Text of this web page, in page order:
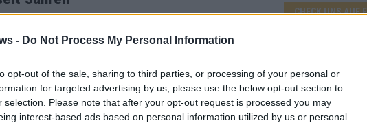
- Do Not Process My Personal Information
opt-out of the sale, sharing to third parties, or processing of your personal or
for targeted advertising by us, please use the below opt-out section to
selection. Please note that after your opt-out request is processed you may
interest-based ads based on personal information utilized by us or personal
Grundlage für das Wolfsmanagement zu
und Weidetierhalter mit einem „Management“
ist.
CHECK UNS AUF